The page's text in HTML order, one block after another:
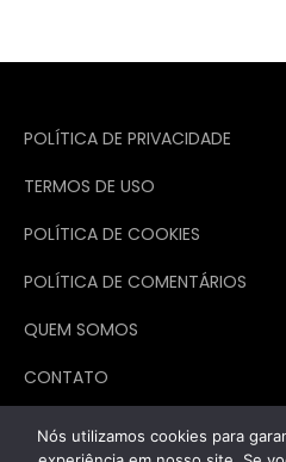
POLÍTICA DE PRIVACIDADE
TERMOS DE USO
POLÍTICA DE COOKIES
POLÍTICA DE COMENTÁRIOS
QUEM SOMOS
CONTATO
Nós utilizamos cookies para